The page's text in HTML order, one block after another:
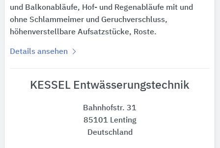
und Balkonabläufe, Hof- und Regenabläufe mit und
ohne Schlammeimer und Geruchverschluss,
höhenverstellbare Aufsatzstücke, Roste.
Details ansehen
KESSEL Entwässerungstechnik
Bahnhofstr. 31
85101 Lenting
Deutschland